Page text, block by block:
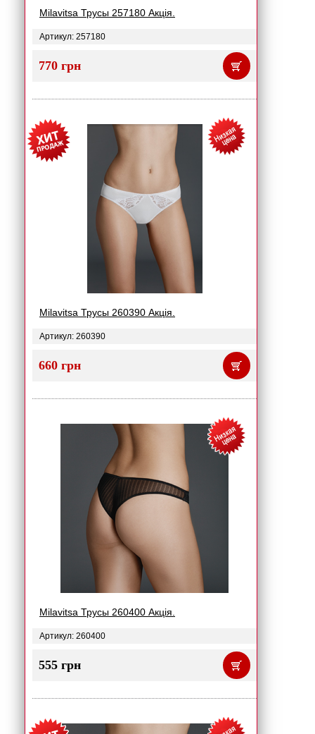
Milavitsa Трусы 257180 Акція.
Артикул: 257180
770 грн
Milavitsa Трусы 260390 Акція.
Артикул: 260390
660 грн
Milavitsa Трусы 260400 Акція.
Артикул: 260400
555 грн